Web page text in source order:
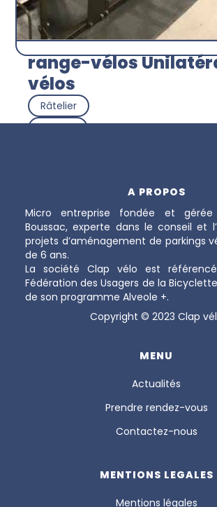
range-vélos
vélos
Râtelier
SEMCO
A PROPOS
Micro entreprise fondée et gérée
Boussac, experte dans le conseil et
projets d’aménagement de parkings
de 6 ans.
La société Clap vélo est
Fédération des Usagers de la
de son programme Alveole +.
Copyright © 2023 Clap
MENU
Actualités
Prendre rendez-vous
Contactez-nous
MENTIONS LEGALES
Mentions légales